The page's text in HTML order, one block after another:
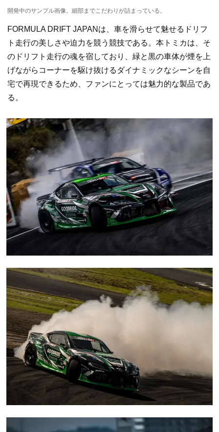
開発中のサンプル画像。細部までこだわりが詰まっている。
FORMULA DRIFT JAPANは、車を滑らせて魅せるドリフ
ト走行の美しさや迫力を競う競技である。本トミカは、そ
のドリフト走行の魂を宿しており、緑と黒の車体が煙を上
げながらコーナーを駆け抜けるダイナミックなシーンを自
宅で再現できるため、ファンにとっては魅力的な製品であ
る。